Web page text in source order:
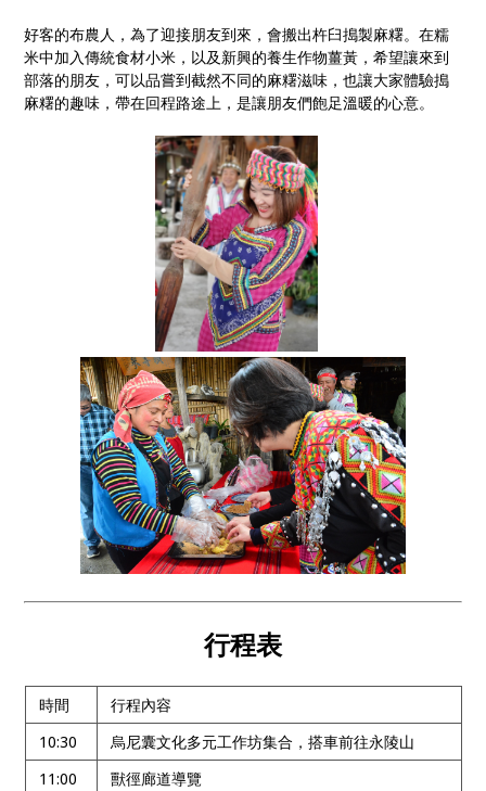
好客的布農人，為了迎接朋友到來，會搬出杵臼搗製麻糬。在糯
米中加入傳統食材小米，以及新興的養生作物薑黃，希望讓來到
部落的朋友，可以品嘗到截然不同的麻糬滋味，也讓大家體驗搗
麻糬的趣味，帶在回程路途上，是讓朋友們飽足溫暖的心意。
行程表
時間
行程內容
10:30
烏尼囊文化多元工作坊集合，搭車前往永陵山
11:00
獸徑廊道導覽